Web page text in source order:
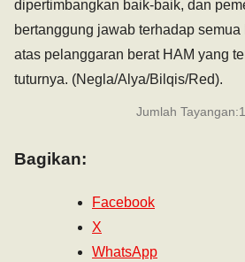
dipertimbangkan baik-baik, dan
bertanggung jawab terhadap
atas pelanggaran berat HAM yang
tuturnya. (Negla/Alya/Bilqis/Red).
Jumlah Tayangan:
Bagikan:
Facebook
X
WhatsApp